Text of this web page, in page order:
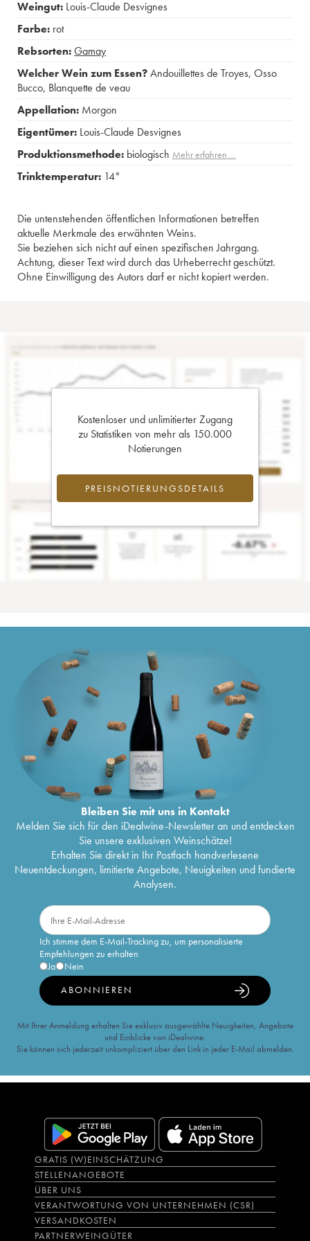
Weingut: Louis-Claude Desvignes
Farbe: rot
Rebsorten:Gamay
Welcher Wein zum Essen?Andouillettes de Troyes, Osso
Bucco, Blanquette de veau
Appellation: Morgon
Eigentümer: Louis-Claude Desvignes
Produktionsmethode: biologisch Mehr erfahren …
Trinktemperatur: 14°
Die untenstehenden öffentlichen Informationen betreffen
aktuelle Merkmale des erwähnten Weins.
Sie beziehen sich nicht auf einen spezifischen Jahrgang.
Achtung, dieser Text wird durch das Urheberrecht geschützt.
Ohne Einwilligung des Autors darf er nicht kopiert werden.
Kostenloser und unlimitierter Zugang
zu Statistiken von mehr als 150.000
Notierungen
PREISNOTIERUNGSDETAILS
Bleiben Sie mit uns in Kontakt
Melden Sie sich für den iDealwine-Newsletter an und entdecken
Sie unsere exklusiven Weinschätze!
Erhalten Sie direkt in Ihr Postfach handverlesene
Neuentdeckungen, limitierte Angebote, Neuigkeiten und fundierte
Analysen.
Ich stimme dem E-Mail-Tracking zu, um personalisierte
Empfehlungen zu erhalten
Ja
Nein
ABONNIEREN
Mit Ihrer Anmeldung erhalten Sie exklusiv ausgewählte Neuigkeiten, Angebote
und Einblicke von iDealwine.
Sie können sich jederzeit unkompliziert über den Link in jeder E-Mail abmelden.
GRATIS (W)EINSCHÄTZUNG
STELLENANGEBOTE
ÜBER UNS
VERANTWORTUNG VON UNTERNEHMEN (CSR)
VERSANDKOSTEN
PARTNERWEINGÜTER